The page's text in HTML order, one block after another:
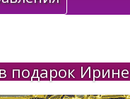
подарок Ирине